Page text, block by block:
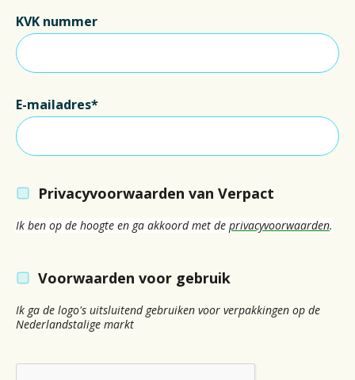
KVK nummer
E-mailadres*
Privacyvoorwaarden van Verpact
Ik ben op de hoogte en ga akkoord met de privacyvoorwaarden.
Voorwaarden voor gebruik
Ik ga de logo's uitsluitend gebruiken voor verpakkingen op de
Nederlandstalige markt